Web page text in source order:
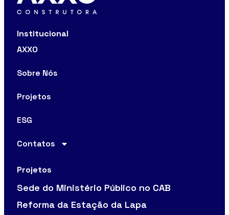
Institucional
AXXO
Sobre Nós
Projetos
ESG
Contatos
Projetos
Sede do Ministério Público no CAB
Reforma da Estação da Lapa